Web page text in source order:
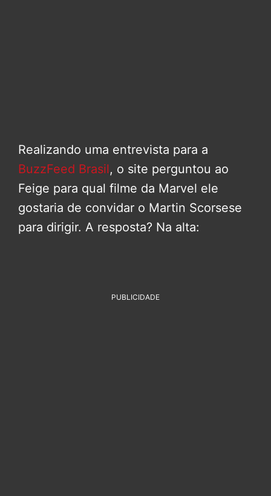
Realizando uma entrevista para a
BuzzFeed Brasil, o site perguntou ao
Feige para qual filme da Marvel ele
gostaria de convidar o Martin Scorsese
para dirigir. A resposta? Na alta:
PUBLICIDADE